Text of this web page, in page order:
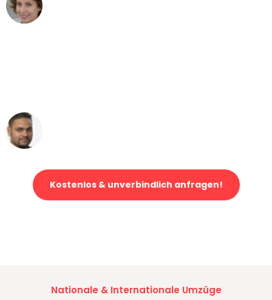
Kostenlos & unverbindlich anfragen!
Nationale & Internationale Umzüge